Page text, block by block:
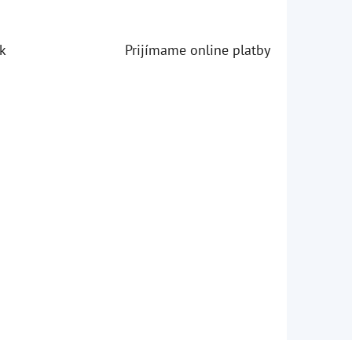
Prijímame online platby